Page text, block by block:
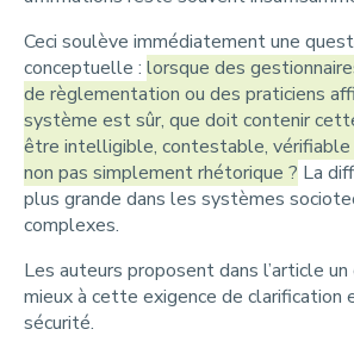
Ceci soulève immédiatement une
conceptuelle : lorsque des
de règlementation ou des praticiens
système est sûr, que doit contenir
être intelligible, contestable,
non pas simplement rhétorique ? La
plus grande dans les systèmes
complexes.
Les auteurs proposent dans l’article
mieux à cette exigence de clarification
sécurité.